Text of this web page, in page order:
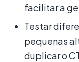
facilitar a
Testar
pequenas
duplicar o